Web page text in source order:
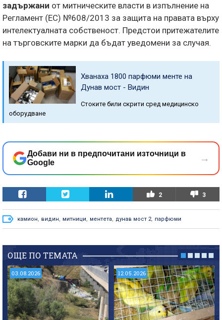
задържани от митническите власти в изпълнение на
Регламент (ЕС) №608/2013 за защита на правата върху
интелектуалната собственост. Предстои притежателите
на търговските марки да бъдат уведомени за случая.
Хванаха 1800 парфюми менте на
Дунав мост - Видин
Стоките били скрити сред медицинско
оборудване
Добави ни в предпочитани източници в
Google
→
2 3
камион, видин, митници, ментета, дунав мост 2, парфюми
ОЩЕ ПО ТЕМАТА
03.08.2026 12.05.2026